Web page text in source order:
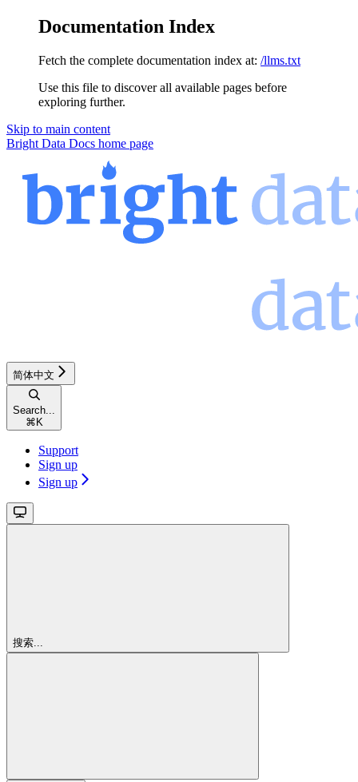
Documentation Index
Fetch the complete documentation index at: /llms.txt
Use this file to discover all available pages before
exploring further.
Skip to main content
Bright Data Docs home page
简体中文
Search...
⌘ K
Support
Sign up
Sign up
搜索...